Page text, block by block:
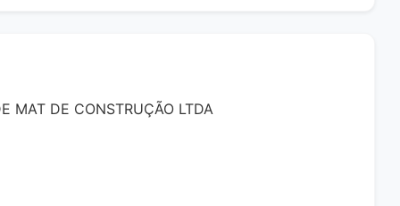
MAT DE CONSTRUÇÃO LTDA